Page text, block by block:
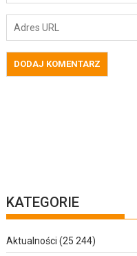
KATEGORIE
Aktualności (25 244)